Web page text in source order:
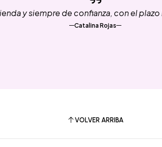
y siempre de confianza, con el
Catalina Rojas
VOLVER ARRIBA